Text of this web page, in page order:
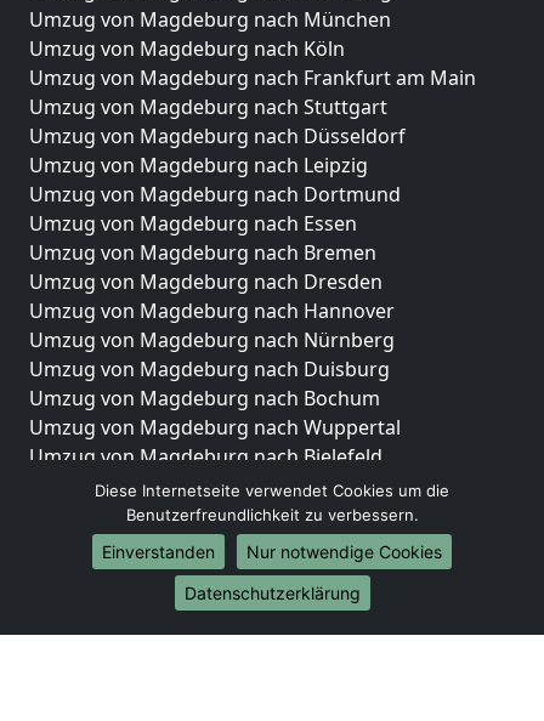
Umzug von Magdeburg nach München
Umzug von Magdeburg nach Köln
Umzug von Magdeburg nach Frankfurt am Main
Umzug von Magdeburg nach Stuttgart
Umzug von Magdeburg nach Düsseldorf
Umzug von Magdeburg nach Leipzig
Umzug von Magdeburg nach Dortmund
Umzug von Magdeburg nach Essen
Umzug von Magdeburg nach Bremen
Umzug von Magdeburg nach Dresden
Umzug von Magdeburg nach Hannover
Umzug von Magdeburg nach Nürnberg
Umzug von Magdeburg nach Duisburg
Umzug von Magdeburg nach Bochum
Umzug von Magdeburg nach Wuppertal
Umzug von Magdeburg nach Bielefeld
Umzug von Magdeburg nach Bonn
Umzug von Magdeburg nach Münster
Internationale-Umzüge
Umzug von Magdeburg nach Brasilien
Umzug von Magdeburg nach Brunei Darussalam
Diese Internetseite verwendet Cookies um die
Benutzerfreundlichkeit zu verbessern.
Einverstanden
Nur notwendige Cookies
Datenschutzerklärung